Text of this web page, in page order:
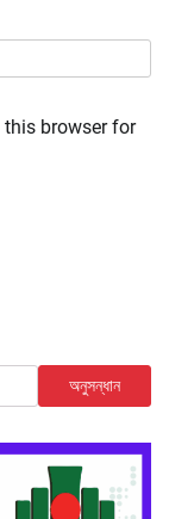
this browser for
অনুসন্ধান